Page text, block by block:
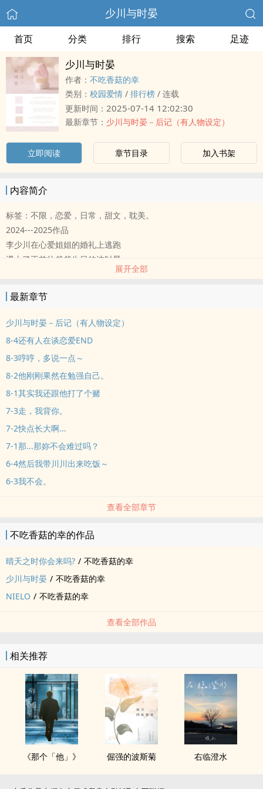
少川与时晏
首页 分类 排行 搜索 足迹
少川与时晏
作者： 不吃香菇的幸
类别： 校园爱情 / 排行榜 / 连载
更新时间： 2025-07-14 12:02:30
最新章节： 少川与时晏－后记（有人物设定）
立即阅读 章节目录 加入书架
内容简介
标签：不限，恋爱，日常，甜文，‍耽‎美‍。
2024---2025作品
李少川在心爱姐姐的婚礼上逃跑
遇上了正前往爷爷生日的沈时晏
可爱哭包受X直球温柔攻
他们之间会擦出什么样的火花呢?
书封：感谢黎澪赠送（比心
｜标签#甜文#老公对我一见钟情
｜更新时间:稿子完成即发，时间不定。
(❁´◡`❁)还有几件事
▶喜欢这个故事的话收藏珍珠，不要吝啬把爱告诉我╰(*°▽°*)╯
展开全部
最新章节
少川与时晏－后记（有人物设定）
8-4还有人在谈恋爱END
8-3哼哼，多说一点～
8-2他刚刚果然在勉强自己。
8-1其实我还跟他打了个赌
7-3走，我背你。
7-2快点长大啊...
7-1那...那妳不会难过吗？
6-4然后我带川川出来吃饭～
6-3我不会。
查看全部章节
不吃香菇的幸的作品
晴天之时你会来吗? / 不吃香菇的幸
少川与时晏 / 不吃香菇的幸
NIELO / 不吃香菇的幸
查看全部作品
相关推荐
《那个「他」》 倔强的波斯菊 右临澄水